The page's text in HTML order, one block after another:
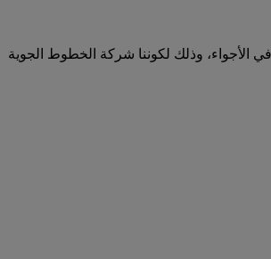
الأجواء، وذلك لكوننا شركة الخطوط الجوية